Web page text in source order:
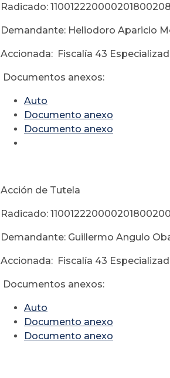
Radicado:
Demandante: Heliodoro Aparicio
Accionada: Fiscalía 43
Documentos anexos:
Auto
Documento anexo
Documento anexo
Acción de Tutela
Radicado:
Demandante: Guillermo Angulo
Accionada: Fiscalía 43
Documentos anexos:
Auto
Documento anexo
Documento anexo